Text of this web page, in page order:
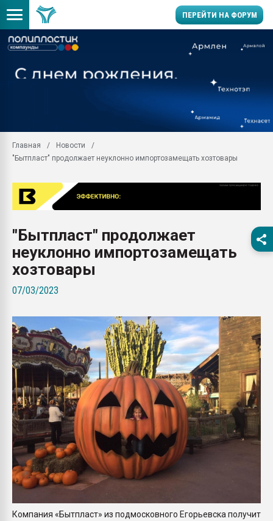
ПЕРЕЙТИ НА ФОРУМ
Вакуум-формовочные
ближайшее
28.07.2026
бутылок
Материал поверхности
вакуумного
Продам отходы
ПЕРЕЙТИ НА
Главная
Новости
"Бытпласт" продолжает неуклонно импортозамещать хозтовары
"Бытпласт" продолжает
неуклонно импортозамещать
хозтовары
07/03/2023
Компания «Бытпласт» из подмосковного Егорьевска получит